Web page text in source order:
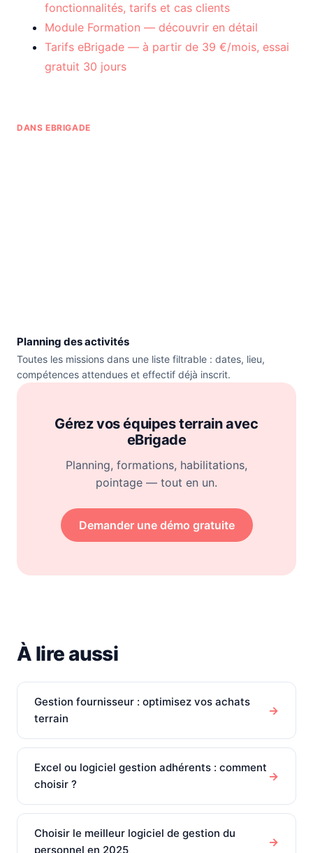
fonctionnalités, tarifs et cas clients
Module Formation — découvrir en détail
Tarifs eBrigade — à partir de 39 €/mois, essai
gratuit 30 jours
DANS EBRIGADE
Planning des activités
Toutes les missions dans une liste filtrable : dates, lieu,
compétences attendues et effectif déjà inscrit.
Gérez vos équipes terrain avec
eBrigade
Planning, formations, habilitations,
pointage — tout en un.
Demander une démo gratuite
À lire aussi
Gestion fournisseur : optimisez vos achats
terrain
→
Excel ou logiciel gestion adhérents : comment
choisir ?
→
Choisir le meilleur logiciel de gestion du
personnel en 2025
→